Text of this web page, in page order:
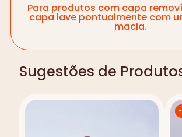
Para produtos com capa
capa lave pontualmente com
macia.
Sugestões de
-